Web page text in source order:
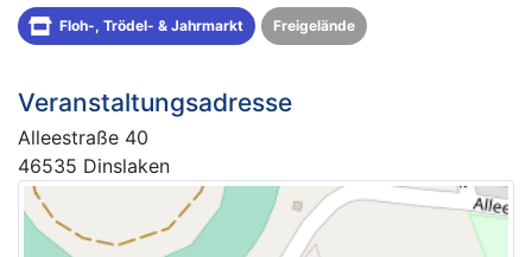
Floh-, Trödel- & Jahrmarkt Freigelände
Veranstaltungsadresse
Alleestraße 40
46535 Dinslaken